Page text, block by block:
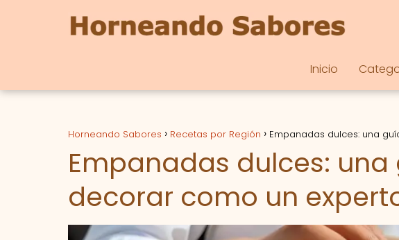
Inicio
Horneando Sabores Recetas por Región Empanadas dulces: una
Empanadas dulces:
decorar como un